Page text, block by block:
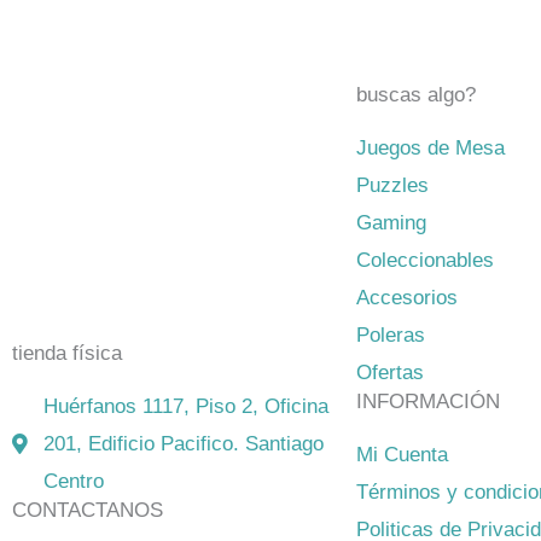
tienda física
Huérfanos 1117, Piso 2, Oficina
201, Edificio Pacifico. Santiago
Centro
CONTACTANOS
buscas algo?
Juegos de Mesa
Puzzles
Gaming
Coleccionables
Accesorios
Poleras
Ofertas
INFORMACIÓN
Mi Cuenta
Términos y
Politicas de